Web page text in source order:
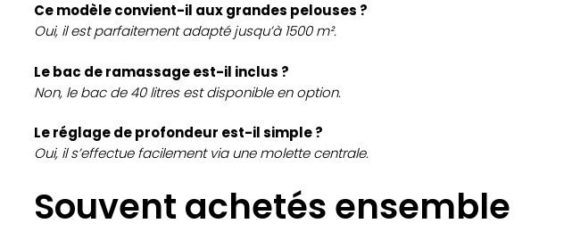
Ce modèle convient-il aux grandes pelouses ?
Oui, il est parfaitement adapté jusqu’à 1500 m².
Le bac de ramassage est-il inclus ?
Non, le bac de 40 litres est disponible en option.
Le réglage de profondeur est-il simple ?
Oui, il s’effectue facilement via une molette centrale.
Souvent achetés ensemble